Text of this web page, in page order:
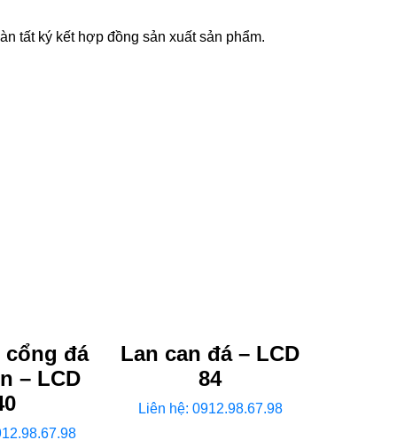
tất ký kết hợp đồng sản xuất sản phẩm.
cổng đá
– LCD
Lan can đá – LCD
84
Liên hệ: 0912.98.67.98